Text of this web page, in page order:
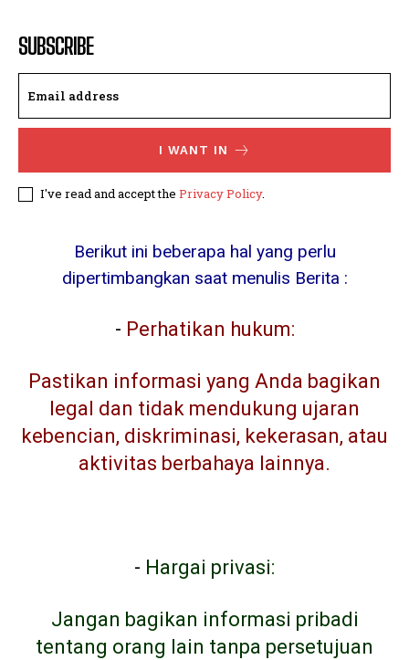
SUBSCRIBE
I WANT IN
I've read and accept the Privacy Policy.
Berikut ini beberapa hal yang perlu
dipertimbangkan saat menulis Berita :
- Perhatikan hukum:
Pastikan informasi yang Anda bagikan
legal dan tidak mendukung ujaran
kebencian, diskriminasi, kekerasan, atau
aktivitas berbahaya lainnya.
- Hargai privasi:
Jangan bagikan informasi pribadi
tentang orang lain tanpa persetujuan